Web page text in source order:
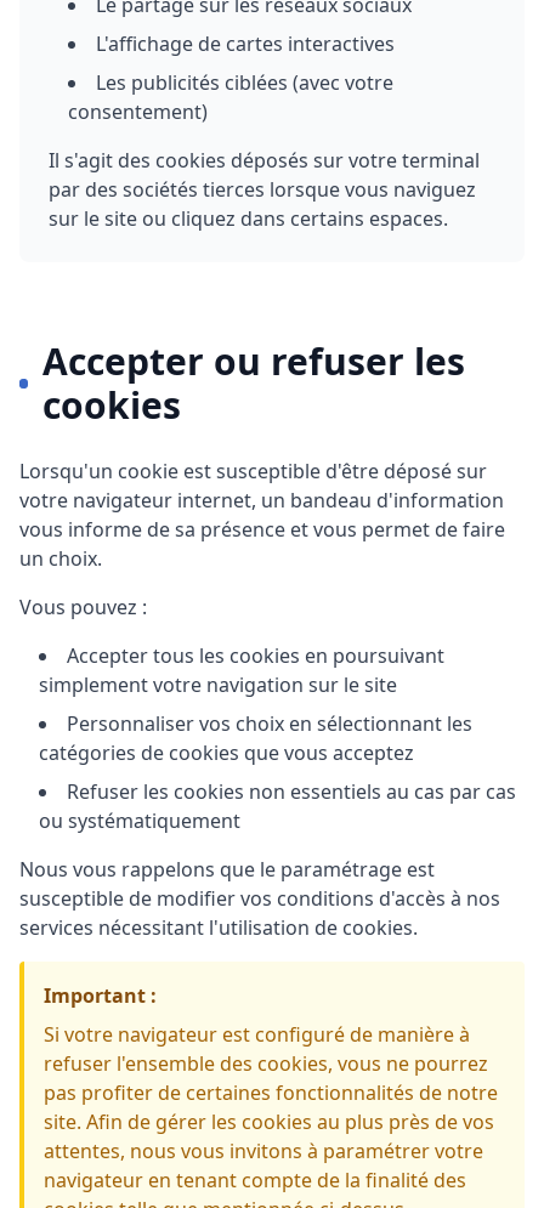
L'affichage de cartes interactives
Les publicités ciblées (avec votre
consentement)
Il s'agit des cookies déposés sur votre terminal
par des sociétés tierces lorsque vous naviguez
sur le site ou cliquez dans certains espaces.
Accepter ou refuser les
cookies
Lorsqu'un cookie est susceptible d'être déposé sur
votre navigateur internet, un bandeau d'information
vous informe de sa présence et vous permet de faire
un choix.
Vous pouvez :
Accepter tous les cookies en poursuivant
simplement votre navigation sur le site
Personnaliser vos choix en sélectionnant les
catégories de cookies que vous acceptez
Refuser les cookies non essentiels au cas par cas
ou systématiquement
Nous vous rappelons que le paramétrage est
susceptible de modifier vos conditions d'accès à nos
services nécessitant l'utilisation de cookies.
Important :
Si votre navigateur est configuré de manière à
refuser l'ensemble des cookies, vous ne pourrez
pas profiter de certaines fonctionnalités de notre
site. Afin de gérer les cookies au plus près de vos
attentes, nous vous invitons à paramétrer votre
navigateur en tenant compte de la finalité des